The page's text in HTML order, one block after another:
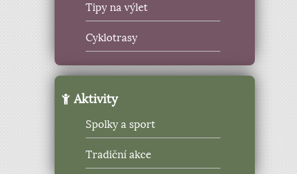
Tipy na výlet
Cyklotrasy
Aktivity
Spolky a sport
Tradiční akce